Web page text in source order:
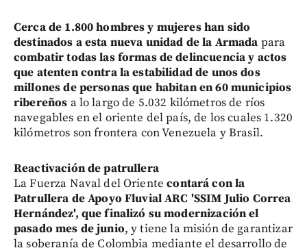
Cerca de 1.800 hombres y mujeres han sido
destinados a esta nueva unidad de la Armada para
combatir todas las formas de delincuencia y actos
que atenten contra la estabilidad de unos dos
millones de personas que habitan en 60 municipios
ribereños a lo largo de 5.032 kilómetros de ríos
navegables en el oriente del país, de los cuales 1.320
kilómetros son frontera con Venezuela y Brasil.
Reactivación de patrullera
La Fuerza Naval del Oriente contará con la
Patrullera de Apoyo Fluvial ARC 'SSIM Julio Correa
Hernández', que finalizó su modernización el
pasado mes de junio, y tiene la misión de garantizar
la soberanía de Colombia mediante el desarrollo de